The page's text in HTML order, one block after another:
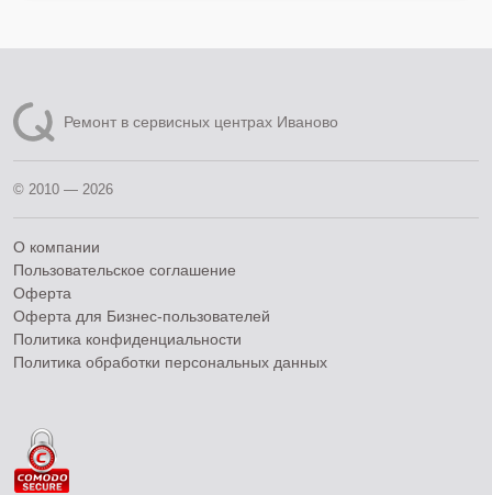
Ремонт в сервисных центрах Иваново
© 2010 — 2026
О компании
Пользовательское соглашение
Оферта
Оферта для Бизнес-пользователей
Политика конфиденциальности
Политика обработки персональных данных